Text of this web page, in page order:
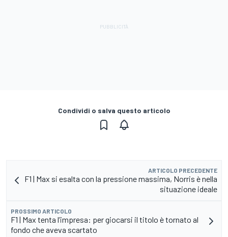
Condividi o salva questo articolo
ARTICOLO PRECEDENTE
F1 | Max si esalta con la pressione massima, Norris è nella
situazione ideale
PROSSIMO ARTICOLO
F1 | Max tenta l’impresa: per giocarsi il titolo è tornato al
fondo che aveva scartato